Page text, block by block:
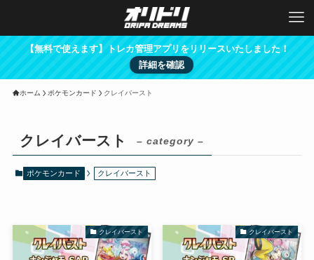
【無料で使えます】トレカ管理アプリをリリースいたしました！
詳細を確認
ホーム ポケモンカード クレイバースト
クレイバースト – category –
ポケモンカード クレイバースト
クレイバースト クレイバースト